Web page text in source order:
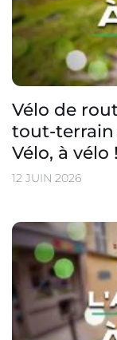
Vélo de
tout-terrain
Vélo, à vélo !
12 JUIN 2026